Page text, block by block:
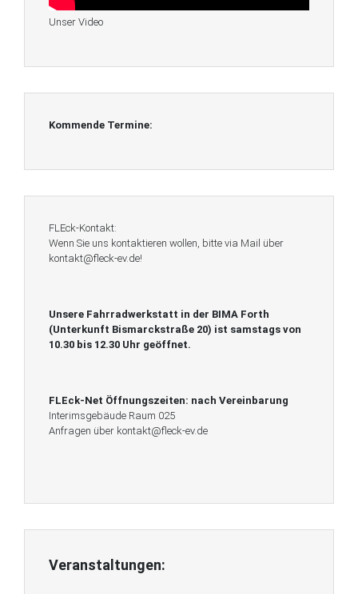
Unser Video
Kommende Termine:
FLEck-Kontakt:
Wenn Sie uns kontaktieren wollen, bitte via Mail über
kontakt@fleck-ev.de!
Unsere Fahrradwerkstatt in der BIMA Forth
(Unterkunft Bismarckstraße 20) ist samstags von
10.30 bis 12.30 Uhr geöffnet.
FLEck-Net Öffnungszeiten: nach Vereinbarung
Interimsgebäude Raum 025
Anfragen über kontakt@fleck-ev.de
Veranstaltungen: